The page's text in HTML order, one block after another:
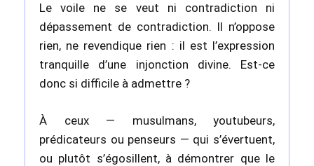
Le voile ne se veut ni contradiction ni
dépassement de contradiction. Il n’oppose
rien, ne revendique rien : il est l’expression
tranquille d’une injonction divine. Est-ce
donc si difficile à admettre ?
À ceux — musulmans, youtubeurs,
prédicateurs ou penseurs — qui s’évertuent,
ou plutôt s’égosillent, à démontrer que le